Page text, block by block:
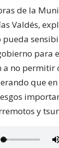
de la
Valdés,
pueda
para
no permitir
que
y